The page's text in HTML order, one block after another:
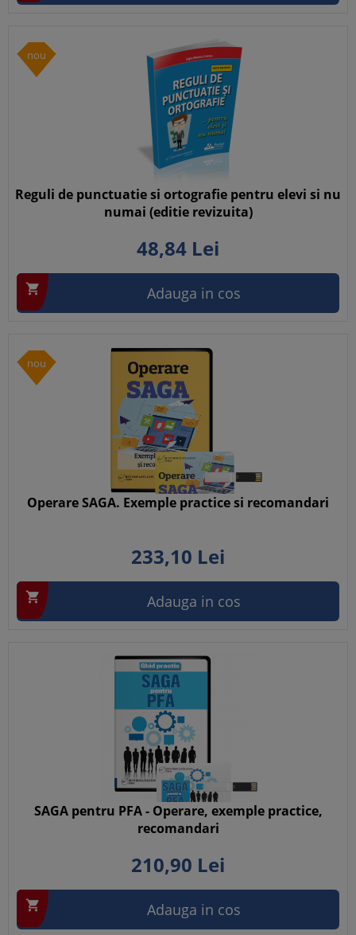
nou
Reguli de punctuatie si ortografie pentru elevi si nu
numai (editie revizuita)
48,84 Lei
 Adauga in cos
nou
Operare SAGA. Exemple practice si recomandari
233,10 Lei
 Adauga in cos
SAGA pentru PFA - Operare, exemple practice,
recomandari
210,90 Lei
 Adauga in cos